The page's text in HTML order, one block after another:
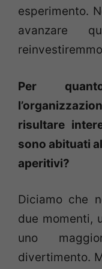
esperimento.
avanzare
Per
risultare
sono abituati
aperitivi?
Diciamo che
due momenti,
uno
divertimento.